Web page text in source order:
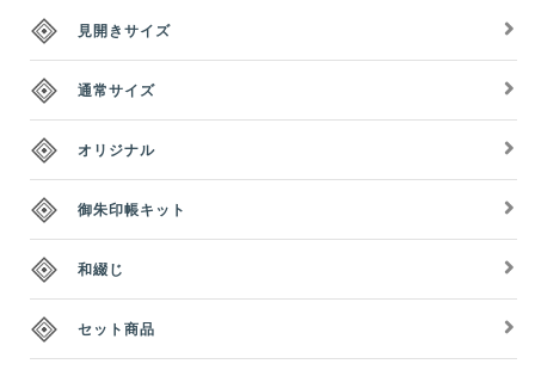
見開きサイズ
通常サイズ
オリジナル
御朱印帳キット
和綴じ
セット商品